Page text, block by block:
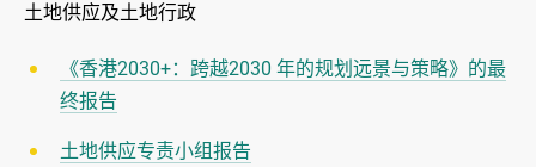
土地供应及土地行政
《香港2030+：跨越2030 年的规划远景与策略》的最
终报告
土地供应专责小组报告